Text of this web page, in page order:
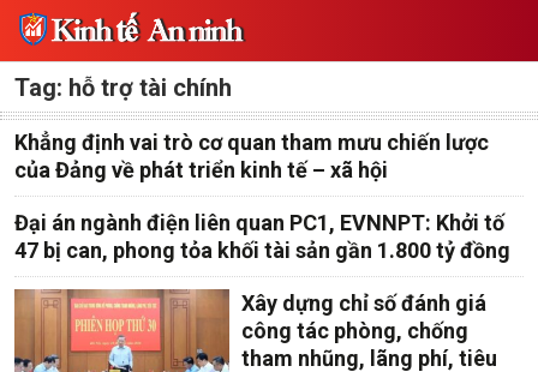
Tag: hỗ trợ tài chính
Khẳng định vai trò cơ quan tham mưu chiến lược
của Đảng về phát triển kinh tế – xã hội
Đại án ngành điện liên quan PC1, EVNNPT: Khởi tố
47 bị can, phong tỏa khối tài sản gần 1.800 tỷ đồng
Xây dựng chỉ số đánh giá
công tác phòng, chống
tham nhũng, lãng phí, tiêu